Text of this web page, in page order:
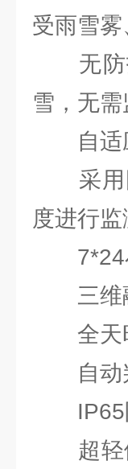
受雨雪
无防护
雪，无
自适应
采用圆
度进行
7*24
三维融
全天时
自动判
IP65防
超轻便